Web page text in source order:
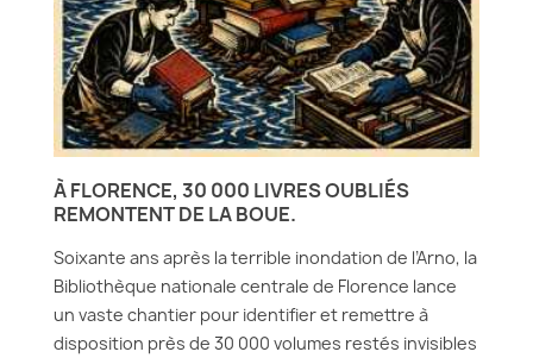
À FLORENCE, 30 000 LIVRES OUBLIÉS
REMONTENT DE LA BOUE.
Soixante ans après la terrible inondation de l’Arno, la
Bibliothèque nationale centrale de Florence lance
un vaste chantier pour identifier et remettre à
disposition près de 30 000 volumes restés invisibles